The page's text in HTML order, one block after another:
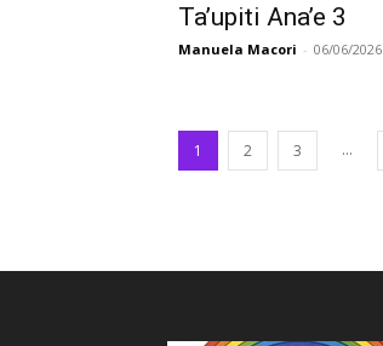
Ta’upiti Ana’e 3
Manuela Macori - 06/06/2026
1 2 3 ...